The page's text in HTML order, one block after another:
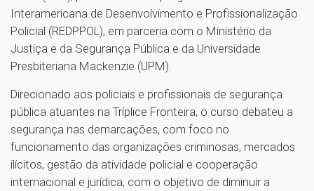
Interamericana de Desenvolvimento e Profissionalização
Policial (REDPPOL), em parceria com o Ministério da
Justiça e da Segurança Pública e da Universidade
Presbiteriana Mackenzie (UPM).
Direcionado aos policiais e profissionais de segurança
pública atuantes na Tríplice Fronteira, o curso debateu a
segurança nas demarcações, com foco no
funcionamento das organizações criminosas, mercados
ilícitos, gestão da atividade policial e cooperação
internacional e jurídica, com o objetivo de diminuir a